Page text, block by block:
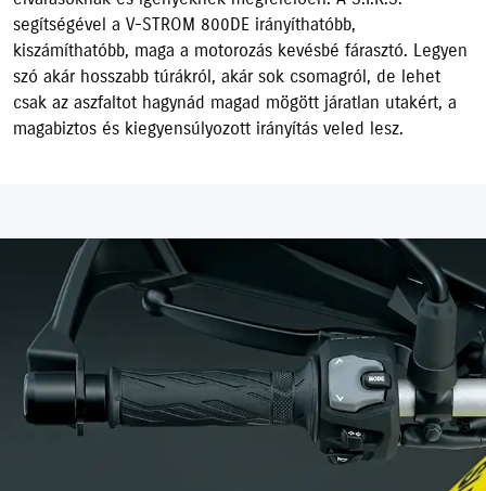
segítségével a V-STROM 800DE irányíthatóbb,
kiszámíthatóbb, maga a motorozás kevésbé fárasztó. Legyen
szó akár hosszabb túrákról, akár sok csomagról, de lehet
csak az aszfaltot hagynád magad mögött járatlan utakért, a
magabiztos és kiegyensúlyozott irányítás veled lesz.